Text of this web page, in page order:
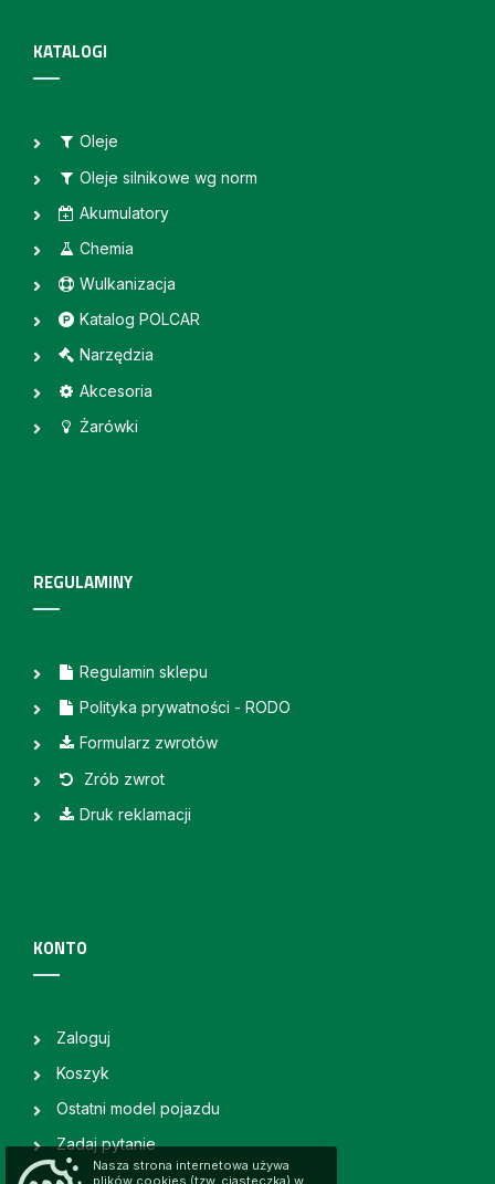
KATALOGI
Oleje
Oleje silnikowe wg norm
Akumulatory
Chemia
Wulkanizacja
Katalog POLCAR
Narzędzia
Akcesoria
Żarówki
REGULAMINY
Regulamin sklepu
Polityka prywatności - RODO
Formularz zwrotów
Zrób zwrot
Druk reklamacji
KONTO
Zaloguj
Koszyk
Ostatni model pojazdu
Zadaj pytanie
Nasza strona internetowa używa
plików cookies (tzw. ciasteczka) w